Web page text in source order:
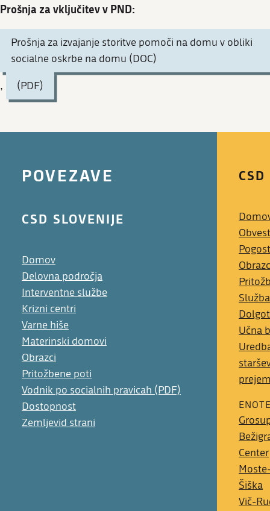
Prošnja za vključitev v PND:
Prošnja za izvajanje storitve pomoči na domu v obliki
socialne oskrbe na domu (DOC)
, (PDF)
POVEZAVE
CSD SLOVENIJE
Domov
Delovna področja
Interventne službe
Krizni centri
Varne hiše
Materinski domovi
Obrazci
Pritožbene poti
Vodnik po socialnih pravicah (PDF)
Dostopnost
Zemljevid strani
Učna
Center
Šiška
Vič-